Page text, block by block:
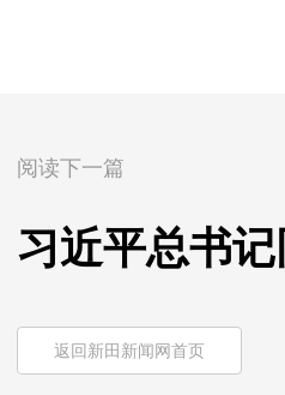
阅读下一篇
习近平总书
返回新田新闻网首页